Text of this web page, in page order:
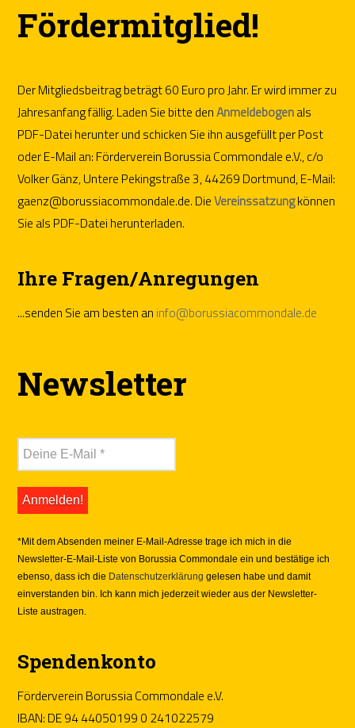
Fördermitglied!
Der Mitgliedsbeitrag beträgt 60 Euro pro Jahr. Er wird immer zu
Jahresanfang fällig. Laden Sie bitte denAnmeldebogenals
PDF-Datei herunter und schicken Sie ihn ausgefüllt per Post
oder E-Mail an: Förderverein Borussia Commondale e.V., c/o
Volker Gänz, Untere Pekingstraße 3, 44269 Dortmund, E-Mail:
gaenz@borussiacommondale.de. DieVereinssatzungkönnen
Sie als PDF-Datei herunterladen.
Ihre Fragen/Anregungen
...senden Sie am besten an info@borussiacommondale.de
Newsletter
*Mit dem Absenden meiner E-Mail-Adresse trage ich mich in die
Newsletter-E-Mail-Liste von Borussia Commondale ein und bestätige ich
ebenso, dass ich die Datenschutzerklärung gelesen habe und damit
einverstanden bin. Ich kann mich jederzeit wieder aus der Newsletter-
Liste austragen.
Spendenkonto
Förderverein Borussia Commondale e.V.
IBAN: DE 94 44050199 0 241022579